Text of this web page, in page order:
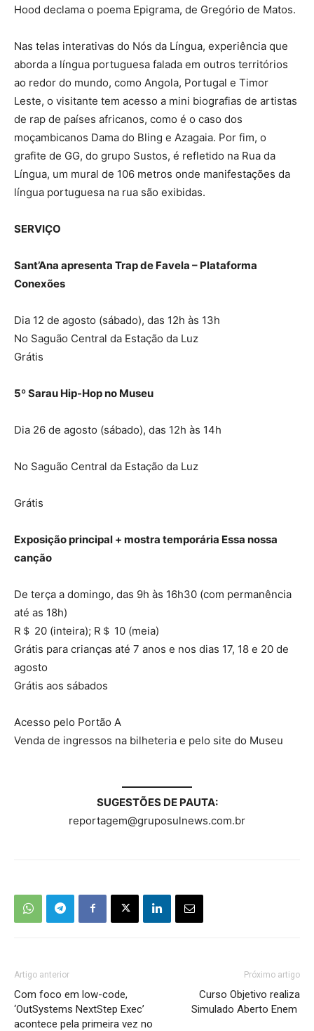
Hood declama o poema Epigrama, de Gregório de Matos.
Nas telas interativas do Nós da Língua, experiência que
aborda a língua portuguesa falada em outros territórios
ao redor do mundo, como Angola, Portugal e Timor
Leste, o visitante tem acesso a mini biografias de artistas
de rap de países africanos, como é o caso dos
moçambicanos Dama do Bling e Azagaia. Por fim, o
grafite de GG, do grupo Sustos, é refletido na Rua da
Língua, um mural de 106 metros onde manifestações da
língua portuguesa na rua são exibidas.
SERVIÇO
Sant’Ana apresenta Trap de Favela – Plataforma
Conexões
Dia 12 de agosto (sábado), das 12h às 13h
No Saguão Central da Estação da Luz
Grátis
5º Sarau Hip-Hop no Museu
Dia 26 de agosto (sábado), das 12h às 14h
No Saguão Central da Estação da Luz
Grátis
Exposição principal + mostra temporária Essa nossa
canção
De terça a domingo, das 9h às 16h30 (com permanência
até as 18h)
R＄ 20 (inteira); R＄ 10 (meia)
Grátis para crianças até 7 anos e nos dias 17, 18 e 20 de
agosto
Grátis aos sábados
Acesso pelo Portão A
Venda de ingressos na bilheteria e pelo site do Museu
SUGESTÕES DE PAUTA:
reportagem@gruposulnews.com.br
Artigo anterior
Com foco em low-code,
‘OutSystems NextStep Exec’
acontece pela primeira vez no
Próximo artigo
Curso Objetivo realiza
Simulado Aberto Enem